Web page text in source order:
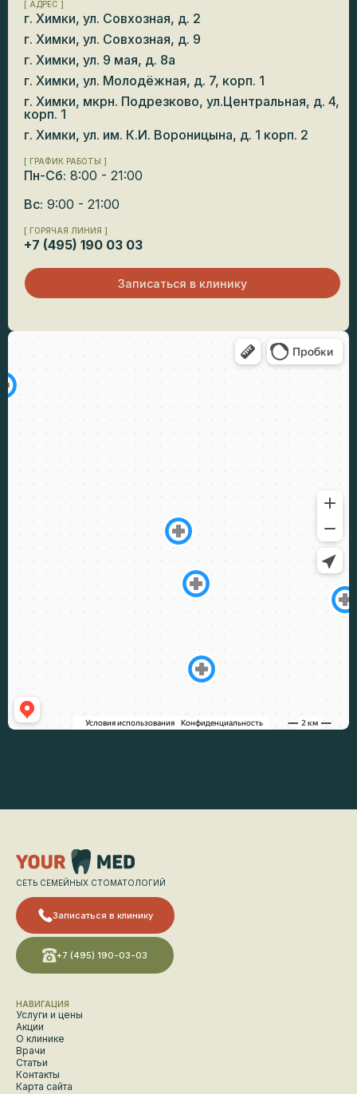
[ АДРЕС ]
г. Химки, ул. Совхозная, д. 2
г. Химки, ул. Совхозная, д. 9
г. Химки, ул. 9 мая, д. 8а
г. Химки, ул. Молодёжная, д. 7, корп. 1
г. Химки, мкрн. Подрезково, ул.Центральная, д. 4,
корп. 1
г. Химки, ул. им. К.И. Вороницына, д. 1 корп. 2
[ ГРАФИК РАБОТЫ ]
Пн-Сб: 8:00 - 21:00
Вс: 9:00 - 21:00
[ ГОРЯЧАЯ ЛИНИЯ ]
+7 (495) 190 03 03
Записаться в клинику
СЕТЬ СЕМЕЙНЫХ СТОМАТОЛОГИЙ
НАВИГАЦИЯ
Услуги и цены
Акции
О клинике
Врачи
Статьи
Контакты
Карта сайта
+7 (495) 190-03-03
Записаться в клинику